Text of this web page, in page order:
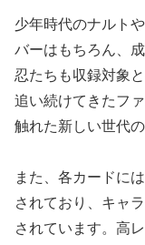
少年時代のナルト
バーはもちろん、
忍たちも収録対象
追い続けてきたフ
触れた新しい世代
また、各カードに
されており、キャ
されています。高